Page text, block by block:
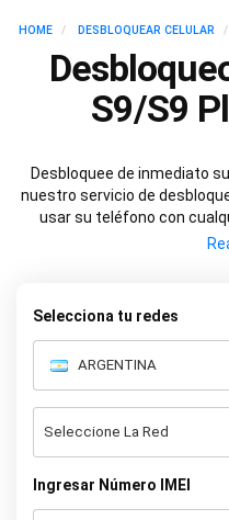
HOME DESBLOQUEAR CELULAR
S9/S9
Desbloquee de inmediato
nuestro servicio de
usar su teléfono con
Nuestro servicio de
continuación para
Selecciona tu redes
Ingresar Número IMEI